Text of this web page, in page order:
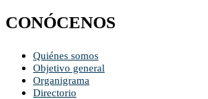
CONÓCENOS
Quiénes somos
Objetivo general
Organigrama
Directorio